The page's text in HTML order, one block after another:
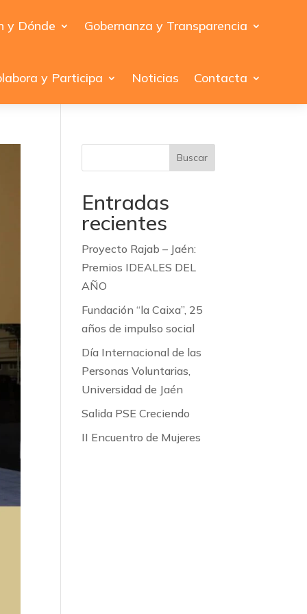
y Dónde Gobernanza y Transparencia
y Participa Noticias Contacta
Buscar
Entradas
recientes
Proyecto Rajab – Jaén:
Premios IDEALES DEL
AÑO
Fundación “la Caixa”, 25
años de impulso social
Día Internacional de las
Personas Voluntarias,
Universidad de Jaén
Salida PSE Creciendo
II Encuentro de Mujeres